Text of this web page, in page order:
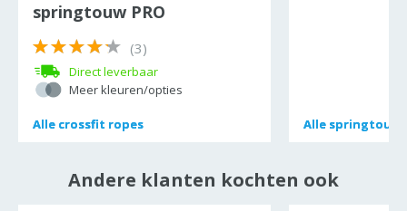
springtouw PRO
(3)
Direct leverbaar
Meer kleuren/opties
Alle crossfit ropes
Alle crossfit ropes Alle
Alle
Andere klanten kochten ook